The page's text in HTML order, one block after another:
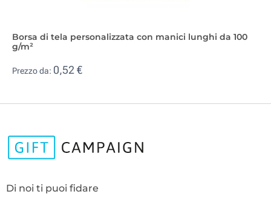
Borsa di tela personalizzata con manici lunghi da 100
g/m²
Prezzo da: 0,52 €
Di noi ti puoi fidare